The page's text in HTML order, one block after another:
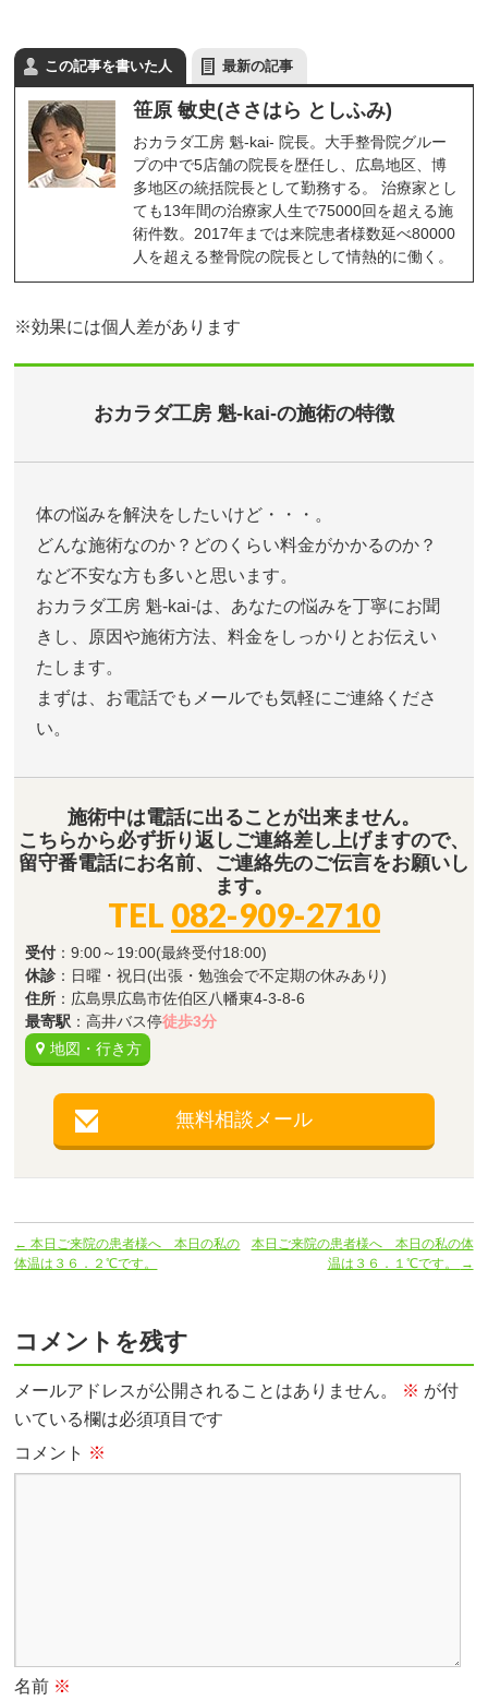
この記事を書いた人 最新の記事
笹原 敏史(ささはら としふみ)
おカラダ工房 魁-kai- 院長。大手整骨院グルー
プの中で5店舗の院長を歴任し、広島地区、博
多地区の統括院長として勤務する。 治療家とし
ても13年間の治療家人生で75000回を超える施
術件数。2017年までは来院患者様数延べ80000
人を超える整骨院の院長として情熱的に働く。
※効果には個人差があります
おカラダ工房 魁-kai-の施術の特徴
体の悩みを解決をしたいけど・・・。
どんな施術なのか？どのくらい料金がかかるのか？
など不安な方も多いと思います。
おカラダ工房 魁-kai-は、あなたの悩みを丁寧にお聞
きし、原因や施術方法、料金をしっかりとお伝えい
たします。
まずは、お電話でもメールでも気軽にご連絡くださ
い。
施術中は電話に出ることが出来ません。
こちらから必ず折り返しご連絡差し上げますので、
留守番電話にお名前、ご連絡先のご伝言をお願いし
ます。
TEL 082-909-2710
受付 ：9:00～19:00(最終受付18:00)
休診 ：日曜・祝日(出張・勉強会で不定期の休みあり)
住所 ：広島県広島市佐伯区八幡東4-3-8-6
最寄駅 ：高井バス停徒歩3分
地図・行き方
無料相談メール
← 本日ご来院の患者様へ 本日の私の
体温は３６．２℃です。
本日ご来院の患者様へ 本日の私の体
温は３６．１℃です。
→
コメントを残す
メールアドレスが公開されることはありません。 ※ が付
いている欄は必須項目です
コメント ※
名前 ※